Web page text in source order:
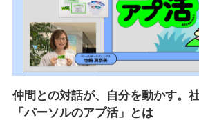
仲間との対話が、自分を動かす。
「パーソルのアプ活」とは